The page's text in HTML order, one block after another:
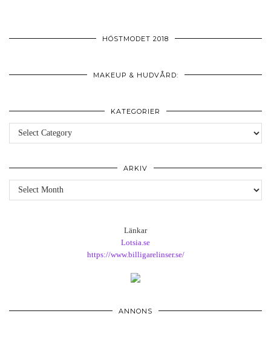
HÖSTMODET 2018
MAKEUP & HUDVÅRD:
KATEGORIER
Kategorier
ARKIV
Arkiv
Länkar
Lotsia.se
https://www.billigarelinser.se/
ANNONS